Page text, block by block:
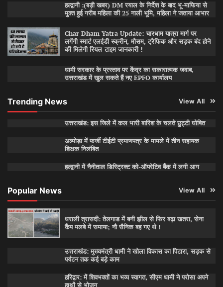
हल्द्वानी :(बड़ी खबर) DM रयाल के निर्देश के बाद भू-माफिया से
मुक्त हुई गरीब महिला की 25 नाली भूमि, महिला ने जताया आभार
Char Dham Yatra Update: चारधाम यात्रा मार्ग पर
लगेंगी स्मार्ट एलईडी स्क्रीन, मौसम, ट्रैफिक और सड़क बंद होने
की मिलेगी रियल-टाइम जानकारी !
धामी सरकार के प्रस्ताव पर केंद्र का सकारात्मक जवाब,
उत्तराखंड में खुल सकते हैं नए EPFO कार्यालय
Trending News View All
उत्तराखंड: इस जिले में कल भारी बारिश के चलते छुट्टी घोषित
अल्मोड़ा में फर्जी टीईटी प्रमाणपत्र के मामले में तीन सहायक
शिक्षक निलंबित
हल्द्वानी में नैनीताल डिस्ट्रिक्ट को-ऑपरेटिव बैंक में लगी आग
Popular News View All
धराली त्रासदी: तेलगाड में बनी झील से फिर बढ़ा खतरा, सेना
कैंप मलबे में समाया; नौ सैनिक बह गए थे !
उत्तराखंड: मुख्यमंत्री धामी ने खोला विकास का पिटारा, सड़क से
पर्यटन तक कई बड़े काम
हरिद्वार: में शिवभक्तों का भव्य स्वागत, सीएम धामी ने परोसा अपने